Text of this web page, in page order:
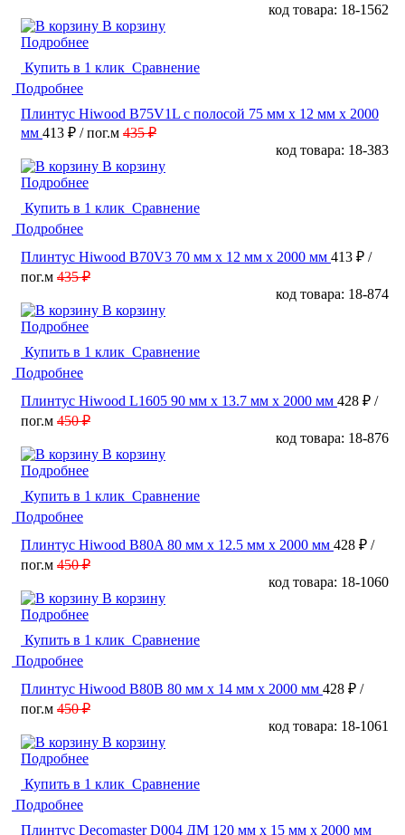
код товара: 18-1562
В корзину
Подробнее
Купить в 1 клик Сравнение
Подробнее
Плинтус Hiwood B75V1L с полосой 75 мм х 12 мм х 2000
мм 413 ₽ / пог.м 435 ₽
код товара: 18-383
В корзину
Подробнее
Купить в 1 клик Сравнение
Подробнее
Плинтус Hiwood B70V3 70 мм х 12 мм х 2000 мм 413 ₽ /
пог.м 435 ₽
код товара: 18-874
В корзину
Подробнее
Купить в 1 клик Сравнение
Подробнее
Плинтус Hiwood L1605 90 мм х 13.7 мм х 2000 мм 428 ₽ /
пог.м 450 ₽
код товара: 18-876
В корзину
Подробнее
Купить в 1 клик Сравнение
Подробнее
Плинтус Hiwood B80A 80 мм х 12.5 мм х 2000 мм 428 ₽ /
пог.м 450 ₽
код товара: 18-1060
В корзину
Подробнее
Купить в 1 клик Сравнение
Подробнее
Плинтус Hiwood B80B 80 мм х 14 мм х 2000 мм 428 ₽ /
пог.м 450 ₽
код товара: 18-1061
В корзину
Подробнее
Купить в 1 клик Сравнение
Подробнее
Плинтус Decomaster D004 ДМ 120 мм х 15 мм х 2000 мм